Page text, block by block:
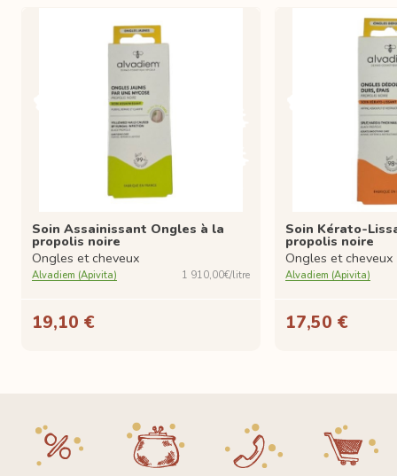
Soin Assainissant Ongles à la
propolis noire
Ongles et cheveux
Alvadiem (Apivita) 1 910,00€/litre
19,10 €
Soin Kérato-
propolis noire
Ongles et cheveux
Alvadiem (Apivita)
17,50 €